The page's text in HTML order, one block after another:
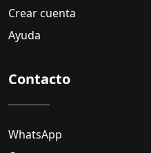
Crear cuenta
Ayuda
Contacto
WhatsApp